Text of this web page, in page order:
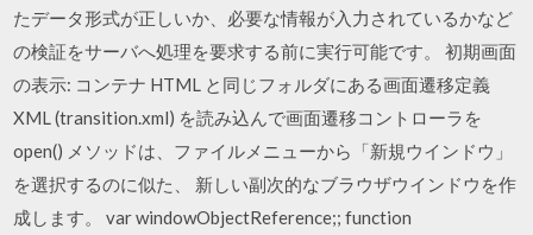
たデータ形式が正しいか、必要な情報が入力されているかなど
の検証をサーバへ処理を要求する前に実行可能です。 初期画面
の表示: コンテナ HTML と同じフォルダにある画面遷移定義
XML (transition.xml) を読み込んで画面遷移コントローラを
open() メソッドは、ファイルメニューから「新規ウインドウ」
を選択するのに似た、 新しい副次的なブラウザウインドウを作
成します。 var windowObjectReference;; function